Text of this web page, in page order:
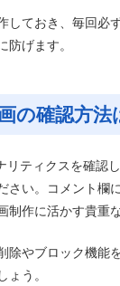
しておき、毎回必
げます。
の確認方法
リティクスを確認
さい。コメント欄
制作に活かす貴重
除やブロック機能
う。